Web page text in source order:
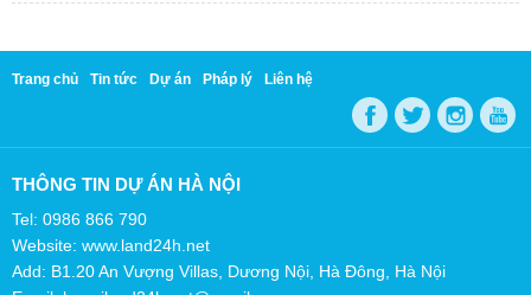
Trang chủ Tin tức Dự án Pháp lý Liên hệ
THÔNG TIN DỰ ÁN HÀ NỘI
Tel: 0986 866 790
Website: www.land24h.net
Add: B1.20 An Vượng Villas, Dương Nội, Hà Đông, Hà Nội